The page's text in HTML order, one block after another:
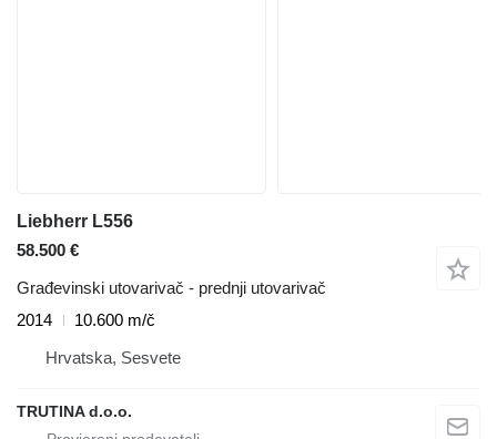
Liebherr L556
58.500 €
Građevinski utovarivač - prednji utovarivač
2014
10.600 m/č
Hrvatska, Sesvete
TRUTINA d.o.o.